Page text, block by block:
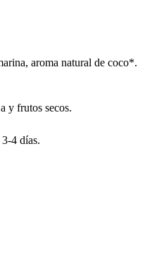
aroma natural de coco*.
y frutos secos.
4 días.